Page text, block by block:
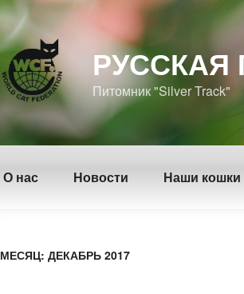
РУССКАЯ
Питомник "Silver Track"
О нас Новости Наши кошки
МЕСЯЦ: ДЕКАБРЬ 2017